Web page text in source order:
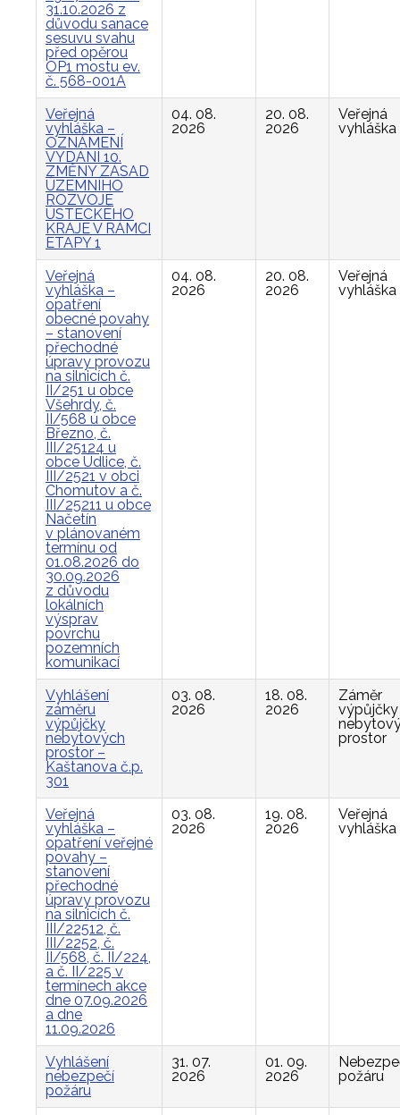
31.10.2026 z
důvodu sanace
sesuvu svahu
před opěrou
OP1 mostu ev.
č. 568-001A
Veřejná
vyhláška –
OZNÁMENÍ
VYDÁNÍ 10.
ZMĚNY ZÁSAD
ÚZEMNÍHO
ROZVOJE
ÚSTECKÉHO
KRAJE V RÁMCI
ETAPY 1
04. 08.
2026
20. 08.
2026
Veřejná
vyhláška
Veřejná
vyhláška –
opatření
obecné povahy
– stanovení
přechodné
úpravy provozu
na silnicích č.
II/251 u obce
Všehrdy, č.
II/568 u obce
Březno, č.
III/25124 u
obce Údlice, č.
III/2521 v obci
Chomutov a č.
III/25211 u obce
Načetín
v plánovaném
termínu od
01.08.2026 do
30.09.2026
z důvodu
lokálních
výsprav
povrchu
pozemních
komunikací
04. 08.
2026
20. 08.
2026
Veřejná
vyhláška
Vyhlášení
záměru
výpůjčky
nebytových
prostor –
Kaštanova č.p.
301
03. 08.
2026
18. 08.
2026
Záměr
výpůjčky
prostor
Veřejná
vyhláška –
opatření veřejné
povahy –
stanovení
přechodné
úpravy provozu
na silnicích č.
III/22512, č.
III/2252, č.
II/568, č. II/224,
a č. II/225 v
termínech akce
dne 07.09.2026
a dne
11.09.2026
03. 08.
2026
19. 08.
2026
Veřejná
vyhláška
Vyhlášení
nebezpečí
požáru
31. 07.
2026
01. 09.
2026
požáru